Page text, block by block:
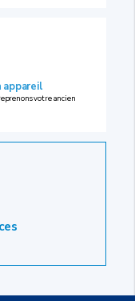
appareil
votre ancien